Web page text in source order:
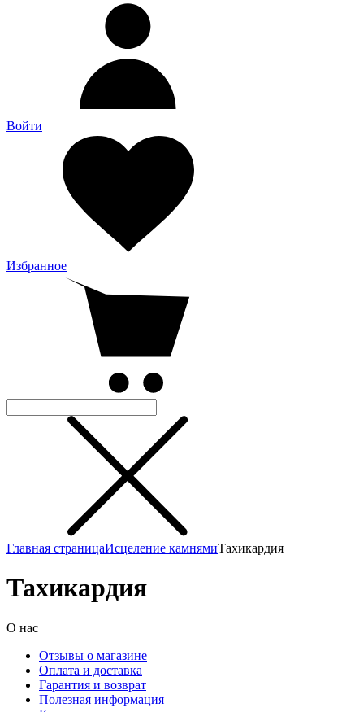
Войти
Избранное
Главная страницаИсцеление камнямиТахикардия
Тахикардия
О нас
Отзывы о магазине
Оплата и доставка
Гарантия и возврат
Полезная информация